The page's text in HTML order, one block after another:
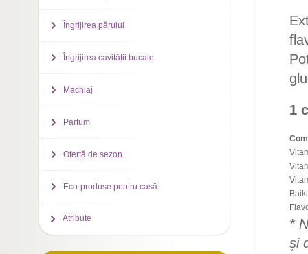
1
*
și
Îngrijirea părului
Îngrijirea cavității bucale
Machiaj
Parfum
Ofertă de sezon
Eco-produse pentru casă
Atribute